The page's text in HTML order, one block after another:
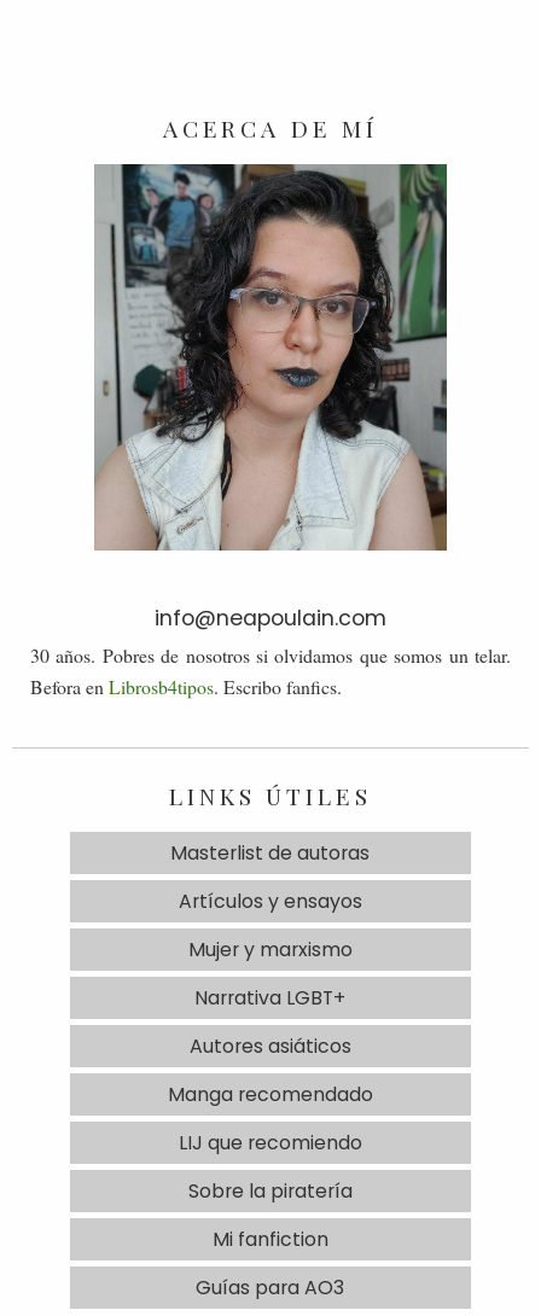
ACERCA DE MÍ
info@neapoulain.com
30 años. Pobres de nosotros si olvidamos que somos un telar.
Befora enLibrosb4tipos. Escribo fanfics.
LINKS ÚTILES
Masterlist de autoras
Artículos y ensayos
Mujer y marxismo
Narrativa LGBT+
Autores asiáticos
Manga recomendado
LIJ que recomiendo
Sobre la piratería
Mi fanfiction
Guías para AO3